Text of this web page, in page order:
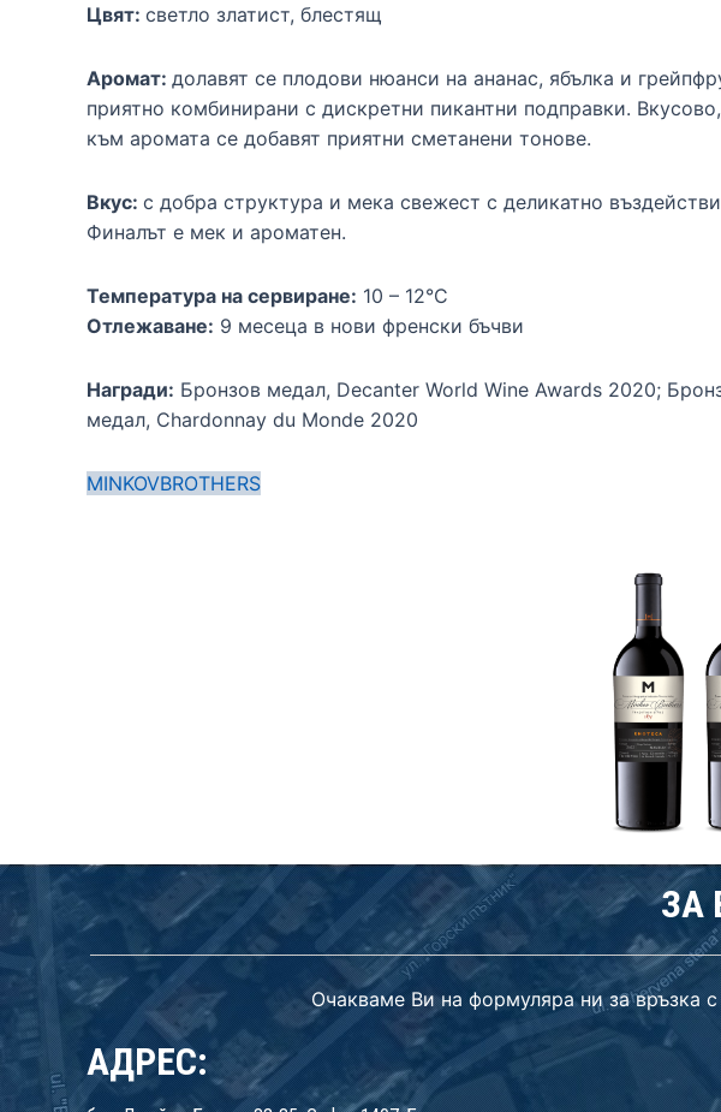
Цвят: светло златист, блестящ
Аромат: долавят се плодови нюанси на ананас, ябълка и
приятно комбинирани с дискретни пикантни подправки. Вкусово,
към аромата се добавят приятни сметанени тонове.
Вкус: с добра структура и мека свежест с деликатно
Финалът е мек и ароматен.
Температура на сервиране: 10 – 12°C
Отлежаване: 9 месеца в нови френски бъчви
Награди: Бронзов медал, Decanter World Wine Awards 2020;
медал, Chardonnay du Monde 2020
MINKOVBROTHERS
ЗА
Очакваме Ви на формуляра ни за връзка
АДРЕС: